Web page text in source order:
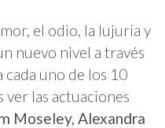
el odio, la lujuria y
nuevo nivel a través
uno de los 10
las actuaciones
Moseley, Alexandra